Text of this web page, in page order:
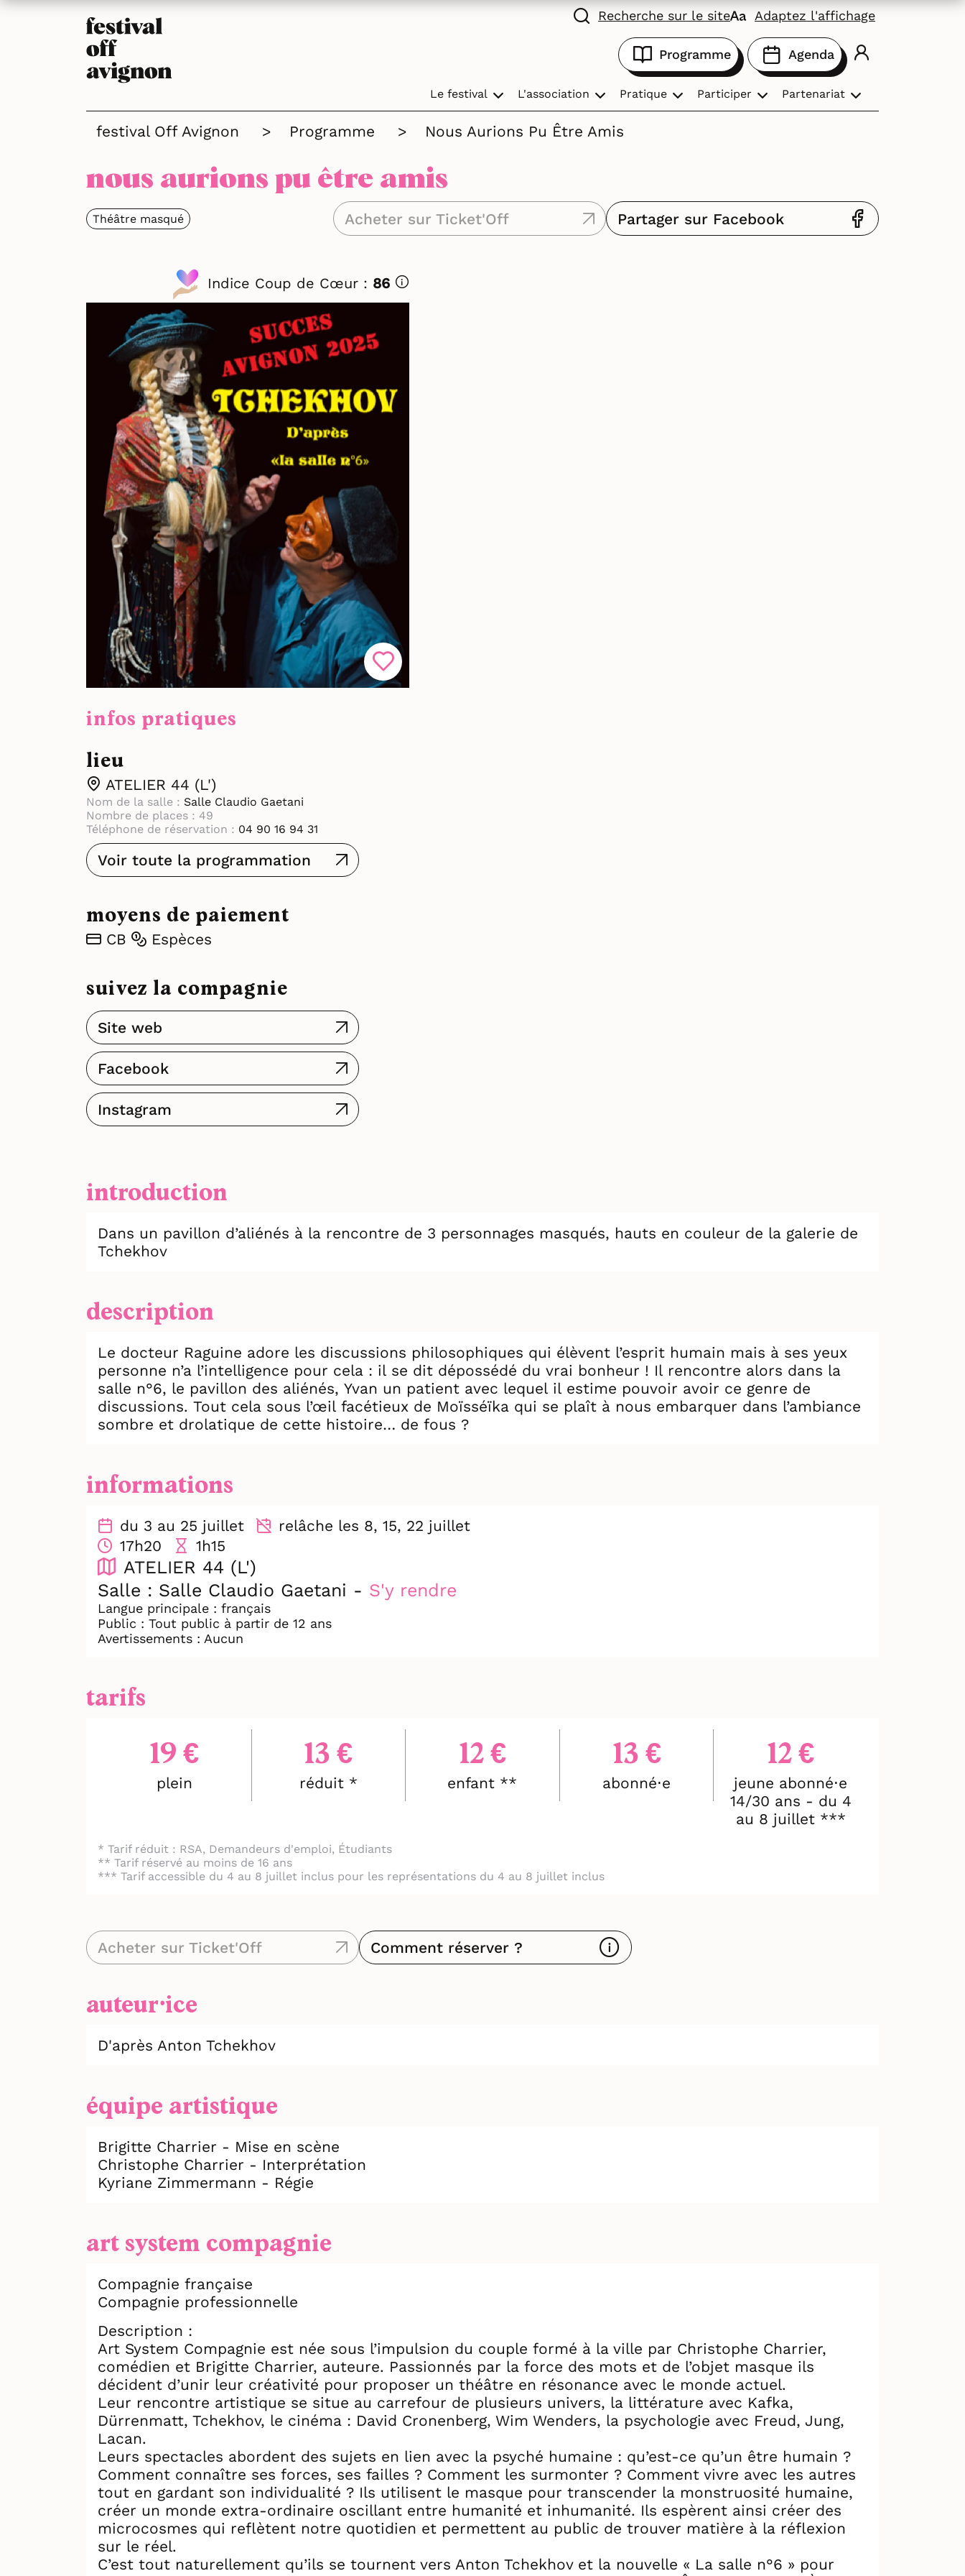
Recherche sur le site Adaptez l'affichage
Le festival L'association Pratique Participer Partenariat
Programme Agenda
festival Off Avignon > Programme > Nous Aurions Pu Être Amis
nous aurions pu être amis
Théâtre masqué Acheter sur Ticket'Off Partager sur Facebook
Indice Coup de Cœur : 86
infos pratiques
lieu
ATELIER 44 (L')
Nom de la salle : Salle Claudio Gaetani
Nombre de places : 49
Téléphone de réservation : 04 90 16 94 31
Voir toute la programmation
moyens de paiement
CB Espèces
suivez la compagnie
Site web
Facebook
Instagram
introduction
Dans un pavillon d’aliénés à la rencontre de 3 personnages masqués, hauts en couleur de la galerie de
Tchekhov
description
Le docteur Raguine adore les discussions philosophiques qui élèvent l’esprit humain mais à ses yeux
personne n’a l’intelligence pour cela : il se dit dépossédé du vrai bonheur ! Il rencontre alors dans la
salle n°6, le pavillon des aliénés, Yvan un patient avec lequel il estime pouvoir avoir ce genre de
discussions. Tout cela sous l’œil facétieux de Moïsséïka qui se plaît à nous embarquer dans l’ambiance
sombre et drolatique de cette histoire… de fous ?
informations
du 3 au 25 juillet
relâche les 8, 15, 22 juillet
17h20
1h15
ATELIER 44 (L')
Salle : Salle Claudio Gaetani - S'y rendre
Langue principale : français
Public : Tout public à partir de 12 ans
Avertissements : Aucun
tarifs
19 €
plein
13 €
réduit *
12 €
enfant **
13 €
abonné⋅e
12 €
jeune abonné⋅e
14/30 ans - du 4
au 8 juillet ***
* Tarif réduit : RSA, Demandeurs d'emploi, Étudiants
** Tarif réservé au moins de 16 ans
*** Tarif accessible du 4 au 8 juillet inclus pour les représentations du 4 au 8 juillet inclus
Acheter sur Ticket'Off Comment réserver ?
auteur⸱ice
D'après Anton Tchekhov
équipe artistique
Brigitte Charrier - Mise en scène
Christophe Charrier - Interprétation
Kyriane Zimmermann - Régie
art system compagnie
Compagnie française
Compagnie professionnelle
Description :
Art System Compagnie est née sous l’impulsion du couple formé à la ville par Christophe Charrier,
comédien et Brigitte Charrier, auteure. Passionnés par la force des mots et de l’objet masque ils
décident d’unir leur créativité pour proposer un théâtre en résonance avec le monde actuel.
Leur rencontre artistique se situe au carrefour de plusieurs univers, la littérature avec Kafka,
Dürrenmatt, Tchekhov, le cinéma : David Cronenberg, Wim Wenders, la psychologie avec Freud, Jung,
Lacan.
Leurs spectacles abordent des sujets en lien avec la psyché humaine : qu’est-ce qu’un être humain ?
Comment connaître ses forces, ses failles ? Comment les surmonter ? Comment vivre avec les autres
tout en gardant son individualité ? Ils utilisent le masque pour transcender la monstruosité humaine,
créer un monde extra-ordinaire oscillant entre humanité et inhumanité. Ils espèrent ainsi créer des
microcosmes qui reflètent notre quotidien et permettent au public de trouver matière à la réflexion
sur le réel.
C’est tout naturellement qu’ils se tournent vers Anton Tchekhov et la nouvelle « La salle n°6 » pour